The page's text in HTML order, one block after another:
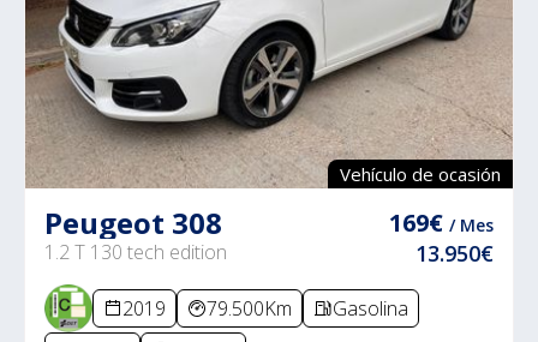
Vehículo de ocasión
Peugeot 308
1.2 T 130 tech edition
169€ / Mes
13.950€
2019 79.500Km
Gasolina